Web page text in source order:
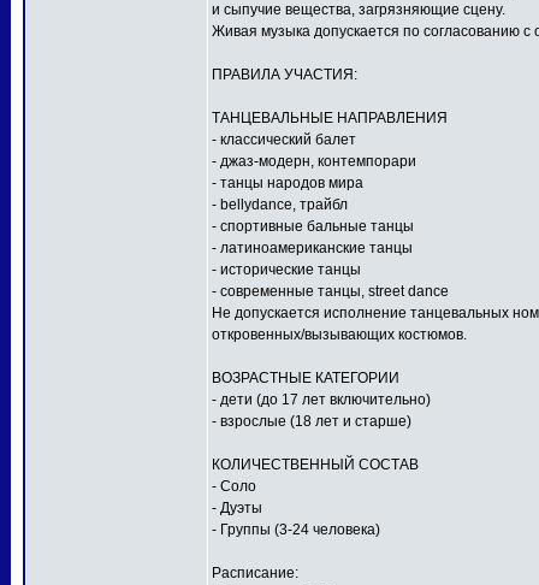
и сыпучие вещества, загрязняющие сцену.
Живая музыка допускается по согласованию
ПРАВИЛА УЧАСТИЯ:
ТАНЦЕВАЛЬНЫЕ НАПРАВЛЕНИЯ
- классический балет
- джаз-модерн, контемпорари
- танцы народов мира
- bellydance, трайбл
- спортивные бальные танцы
- латиноамериканские танцы
- исторические танцы
- современные танцы, street dance
Не допускается исполнение танцевальных
откровенных/вызывающих костюмов.
ВОЗРАСТНЫЕ КАТЕГОРИИ
- дети (до 17 лет включительно)
- взрослые (18 лет и старше)
КОЛИЧЕСТВЕННЫЙ СОСТАВ
- Соло
- Дуэты
- Группы (3-24 человека)
Расписание: